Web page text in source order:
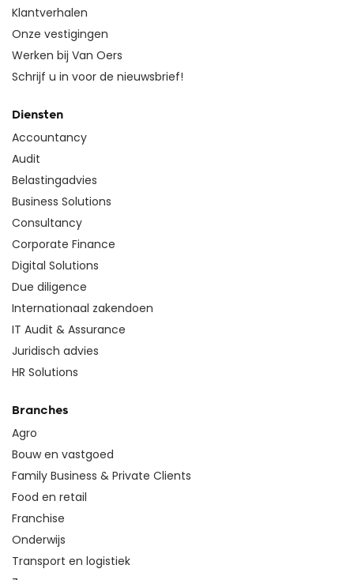
Klantverhalen
Onze vestigingen
Werken bij Van Oers
Schrijf u in voor de nieuwsbrief!
Diensten
Accountancy
Audit
Belastingadvies
Business Solutions
Consultancy
Corporate Finance
Digital Solutions
Due diligence
Internationaal zakendoen
IT Audit & Assurance
Juridisch advies
HR Solutions
Branches
Agro
Bouw en vastgoed
Family Business & Private Clients
Food en retail
Franchise
Onderwijs
Transport en logistiek